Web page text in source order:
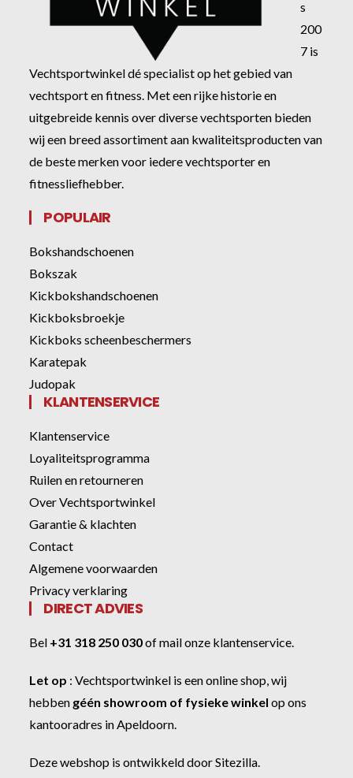
s
200
7 is
Vechtsportwinkel dé specialist op het gebied van
vechtsport en fitness. Met een rijke historie en
uitgebreide kennis over diverse vechtsporten bieden
wij een breed assortiment aan kwaliteitsproducten van
de beste merken voor iedere vechtsporter en
fitnessliefhebber.
POPULAIR
Bokshandschoenen
Bokszak
Kickbokshandschoenen
Kickboksbroekje
Kickboks scheenbeschermers
Karatepak
Judopak
KLANTENSERVICE
Klantenservice
Loyaliteitsprogramma
Ruilen en retourneren
Over Vechtsportwinkel
Garantie & klachten
Contact
Algemene voorwaarden
Privacy verklaring
DIRECT ADVIES
Bel +31 318 250 030ofmail onze klantenservice.
Let op :Vechtsportwinkel is een online shop, wij
hebben géén showroom of fysieke winkel op ons
kantooradres in Apeldoorn.
Deze webshop is ontwikkeld doorSitezilla.